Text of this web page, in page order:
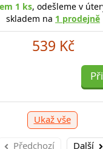
1 ks, odešleme v
skladem na 1 prodejně
539 Kč
Ukaž vše
Předchozí Další